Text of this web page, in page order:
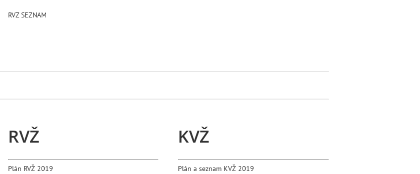
RVZ SEZNAM
RVŽ
Plán RVŽ 2019
KVŽ
Plán a seznam KVŽ 2019